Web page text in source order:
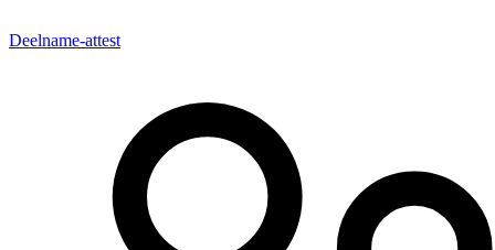
Deelname-attest